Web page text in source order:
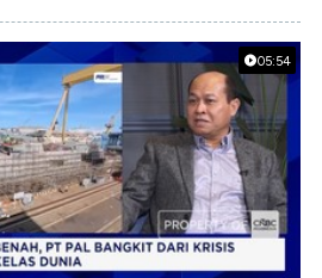
05:54